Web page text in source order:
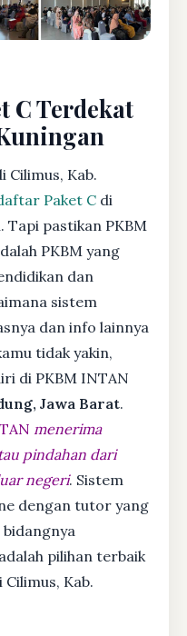
C Terdekat
Cilimus, Kab.
Paket C di
Tapi pastikan PKBM
PKBM yang
dan
sistem
dan info lainnya
tidak yakin,
di PKBM INTAN
Jawa Barat.
menerima
pindahan dari
negeri. Sistem
dengan tutor yang
pilihan terbaik
Kab.